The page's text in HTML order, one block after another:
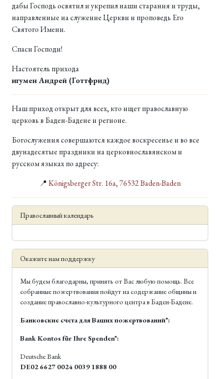
дабы Господь освятил и укрепил наши старания и труды,
направленные на служение Церкви и проповедь Его
Святого Имени.
Спаси Господи!
Настоятель прихода
игумен Андрей (Готтфрид)
Наш приход открыт для всех, кто ищет православную
церковь в Баден-Бадене и регионе.
Богослужения совершаются каждое воскресенье и во все
двунадесятые праздники на церковнославянском и
русском языках по адресу:
📍 Königsberger Str. 16a, 76532 Baden-Baden
Православный календарь
Окажите нам поддержку
Мы будем благодарны, принять от Вас любую помощь. Все
собранные пожертвования пойдут на содержание общины и
создание православно-культурного центра в Баден-Бадене.
Банковские счета для Ваших пожертвований*:
Bank Kontos für Ihre Spenden*:
Deutsche Bank
DE02 6627 0024 0039 1888 00